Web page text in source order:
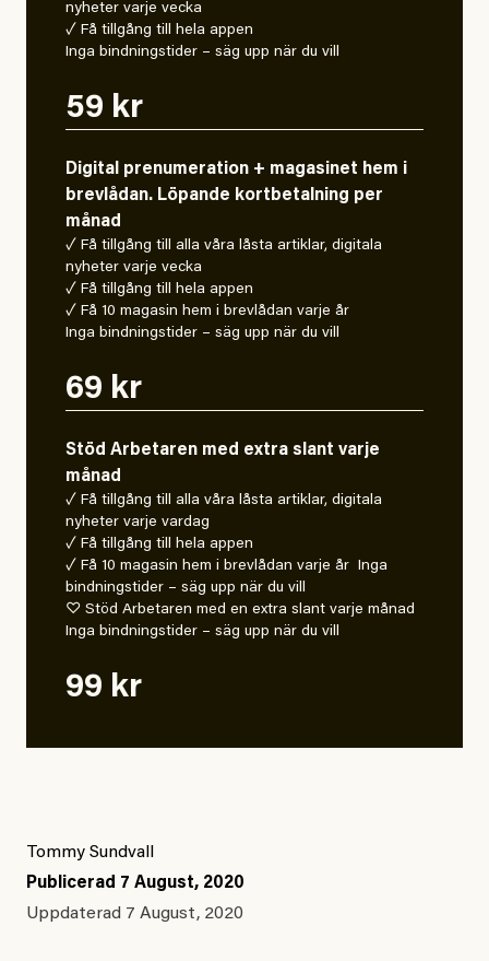
nyheter varje vecka
✓ Få tillgång till hela appen
Inga bindningstider – säg upp när du vill
59 kr
Digital prenumeration + magasinet hem i
brevlådan. Löpande kortbetalning per
månad
✓ Få tillgång till alla våra låsta artiklar, digitala
nyheter varje vecka
✓ Få tillgång till hela appen
✓ Få 10 magasin hem i brevlådan varje år
Inga bindningstider – säg upp när du vill
69 kr
Stöd Arbetaren med extra slant varje
månad
✓ Få tillgång till alla våra låsta artiklar, digitala
nyheter varje vardag
✓ Få tillgång till hela appen
✓ Få 10 magasin hem i brevlådan varje år Inga
bindningstider – säg upp när du vill
♡ Stöd Arbetaren med en extra slant varje månad
Inga bindningstider – säg upp när du vill
99 kr
Tommy Sundvall
Publicerad 7 August, 2020
Uppdaterad 7 August, 2020